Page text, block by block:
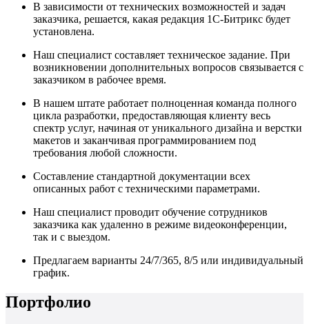
В зависимости от технических возможностей и задач
заказчика, решается, какая редакция 1С-Битрикс будет
установлена.
Наш специалист составляет техническое задание. При
возникновении дополнительных вопросов связывается с
заказчиком в рабочее время.
В нашем штате работает полноценная команда полного
цикла разработки, предоставляющая клиенту весь
спектр услуг, начиная от уникального дизайна и верстки
макетов и заканчивая программированием под
требования любой сложности.
Составление стандартной документации всех
описанных работ с техническими параметрами.
Наш специалист проводит обучение сотрудников
заказчика как удаленно в режиме видеоконференции,
так и с выездом.
Предлагаем варианты 24/7/365, 8/5 или индивидуальный
график.
Портфолио